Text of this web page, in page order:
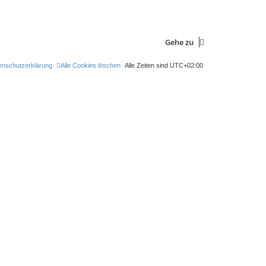
Gehe zu
Alle Zeiten sind UTC+02:00
Alle Cookies löschen